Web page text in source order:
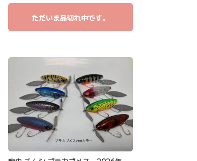
ただいま品切れ中です。